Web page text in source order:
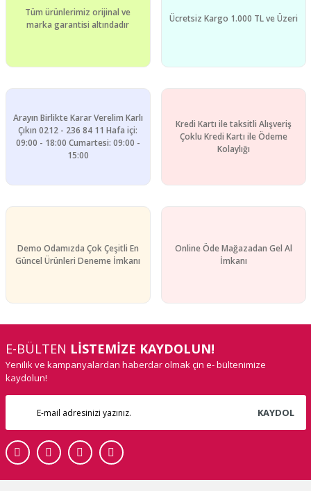
Ürün fiyatı diğer sitelerden daha pahalı.
Tüm ürünlerimiz orijinal ve
marka garantisi altındadır
Ücretsiz Kargo 1.000 TL ve Üzeri
Arayın Birlikte Karar Verelim Karlı
Çıkın 0212 - 236 84 11 Hafa içi:
09:00 - 18:00 Cumartesi: 09:00 -
15:00
Kredi Kartı ile taksitli Alışveriş
Çoklu Kredi Kartı ile Ödeme
Kolaylığı
Demo Odamızda Çok Çeşitli En
Güncel Ürünleri Deneme İmkanı
Online Öde Mağazadan Gel Al
İmkanı
E-BÜLTEN LİSTEMİZE KAYDOLUN!
Yenilik ve kampanyalardan haberdar olmak çin e- bültenimize
kaydolun!
KAYDOL